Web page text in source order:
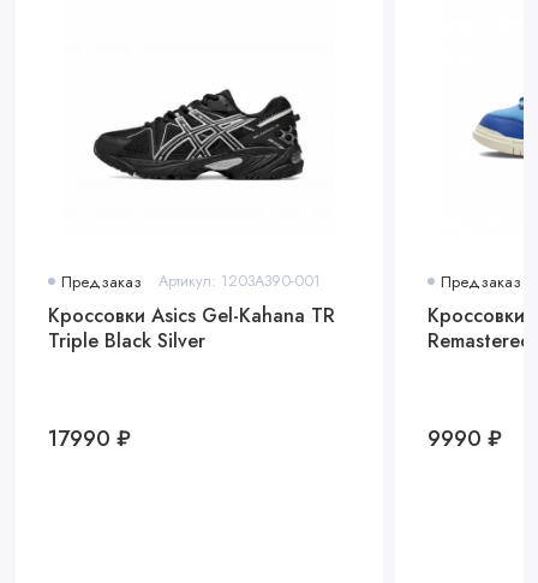
Предзаказ Артикул: 1203A390-001
Кроссовки Asics Gel-Kahana TR
Triple Black Silver
17990 ₽
Предзаказ
Кроссовки
9990 ₽